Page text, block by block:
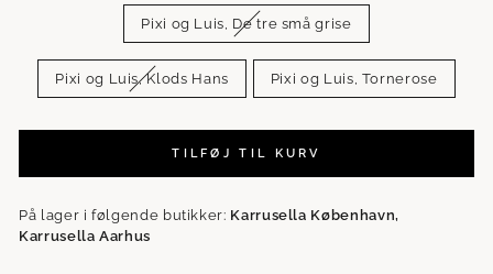
Pixi og Luis, De tre små grise
Pixi og Luis, Klods Hans Pixi og Luis, Tornerose
TILFØJ TIL KURV
På lager i følgende butikker: Karrusella København,
Karrusella Aarhus